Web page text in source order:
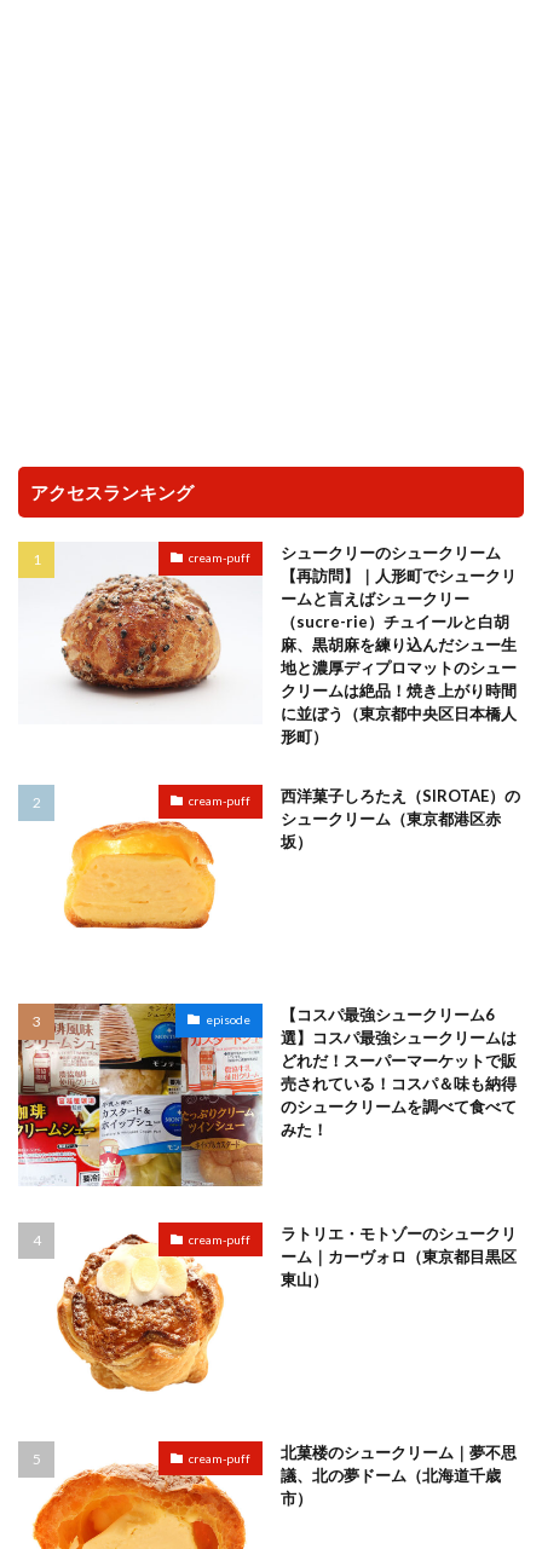
アクセスランキング
cream-puff
シュークリーのシュークリーム
【再訪問】｜人形町でシュークリ
ームと言えばシュークリー
（sucre-rie）チュイールと白胡
麻、黒胡麻を練り込んだシュー生
地と濃厚ディプロマットのシュー
クリームは絶品！焼き上がり時間
に並ぼう（東京都中央区日本橋人
形町）
cream-puff
西洋菓子しろたえ（SIROTAE）の
シュークリーム（東京都港区赤
坂）
episode
【コスパ最強シュークリーム6
選】コスパ最強シュークリームは
どれだ！スーパーマーケットで販
売されている！コスパ＆味も納得
のシュークリームを調べて食べて
みた！
cream-puff
ラトリエ・モトゾーのシュークリ
ーム｜カーヴォロ（東京都目黒区
東山）
cream-puff
北菓楼のシュークリーム｜夢不思
議、北の夢ドーム（北海道千歳
市）